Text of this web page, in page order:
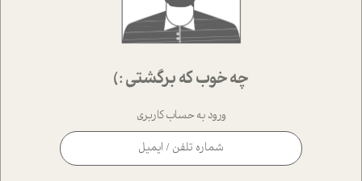
چه خوب که برگشتی :)
ورود به حساب کاربری